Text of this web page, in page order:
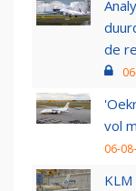
de
vol
06-